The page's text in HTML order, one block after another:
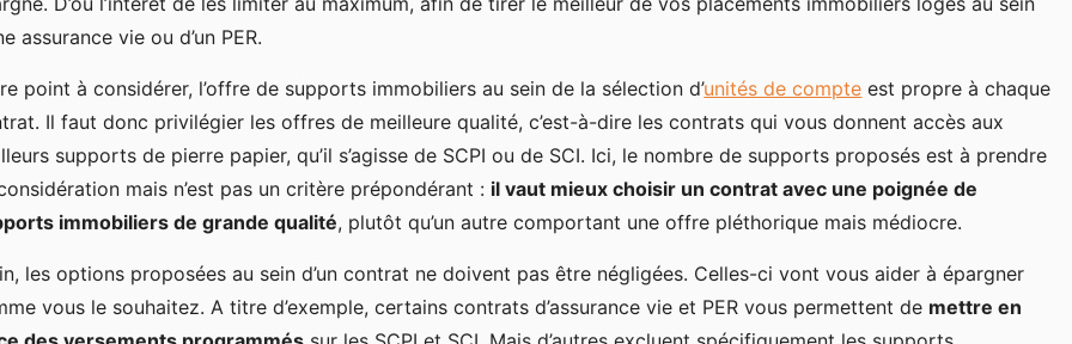
assurance vie ou d’un PER.
point à considérer, l’offre de supports immobiliers au sein de la sélection d’unités de compte est propre à chaque
Il faut donc privilégier les offres de meilleure qualité, c’est-à-dire les contrats qui vous donnent accès aux
supports de pierre papier, qu’il s’agisse de SCPI ou de SCI. Ici, le nombre de supports proposés est à prendre
mais n’est pas un critère prépondérant : il vaut mieux choisir un contrat avec une poignée de
immobiliers de grande qualité, plutôt qu’un autre comportant une offre pléthorique mais médiocre.
les options proposées au sein d’un contrat ne doivent pas être négligées. Celles-ci vont vous aider à épargner
vous le souhaitez. A titre d’exemple, certains contrats d’assurance vie et PER vous permettent de mettre en